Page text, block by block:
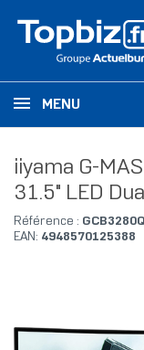
MENU
iiyama G-
31.5" LED
Référence :
EAN: 4948570125388